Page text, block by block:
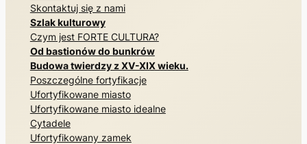
Skontaktuj się z nami
Szlak kulturowy
Czym jest FORTE CULTURA?
Od bastionów do bunkrów
Budowa twierdzy z XV-XIX wieku.
Poszczególne fortyfikacje
Ufortyfikowane miasto
Ufortyfikowane miasto idealne
Cytadele
Ufortyfikowany zamek